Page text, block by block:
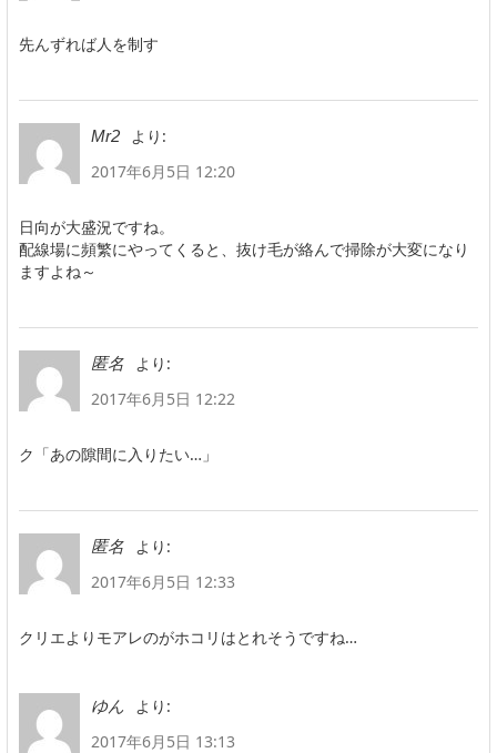
先んずれば人を制す
Mr2
より:
2017年6月5日 12:20
日向が大盛況ですね。
配線場に頻繁にやってくると、抜け毛が絡んで掃除が大変になり
ますよね～
匿名
より:
2017年6月5日 12:22
ク「あの隙間に入りたい…」
匿名
より:
2017年6月5日 12:33
クリエよりモアレのがホコリはとれそうですね…
ゆん
より:
2017年6月5日 13:13